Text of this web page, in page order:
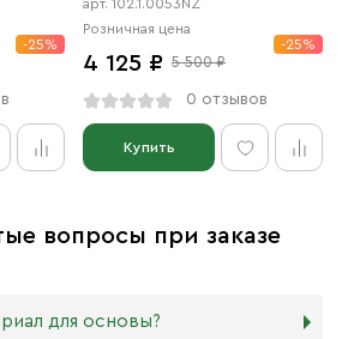
-25%
арт. 102.1.0053NZ
Розничная цена
4 125 ₽ 5 500 ₽
-25%
0 отзывов
Купить
вопросы при заказе
для основы?